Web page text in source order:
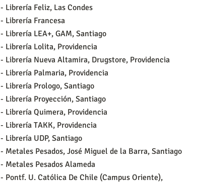
- Librería Feliz, Las Condes
- Librería Francesa
- Librería LEA+, GAM, Santiago
- Librería Lolita, Providencia
- Librería Nueva Altamira, Drugstore, Providencia
- Librería Palmaria, Providencia
- Librería Prologo, Santiago
- Librería Proyección, Santiago
- Librería Quimera, Providencia
- Librería TAKK, Providencia
- Librería UDP, Santiago
- Metales Pesados, José Miguel de la Barra, Santiago
- Metales Pesados Alameda
- Pontf. U. Católica De Chile (Campus Oriente),